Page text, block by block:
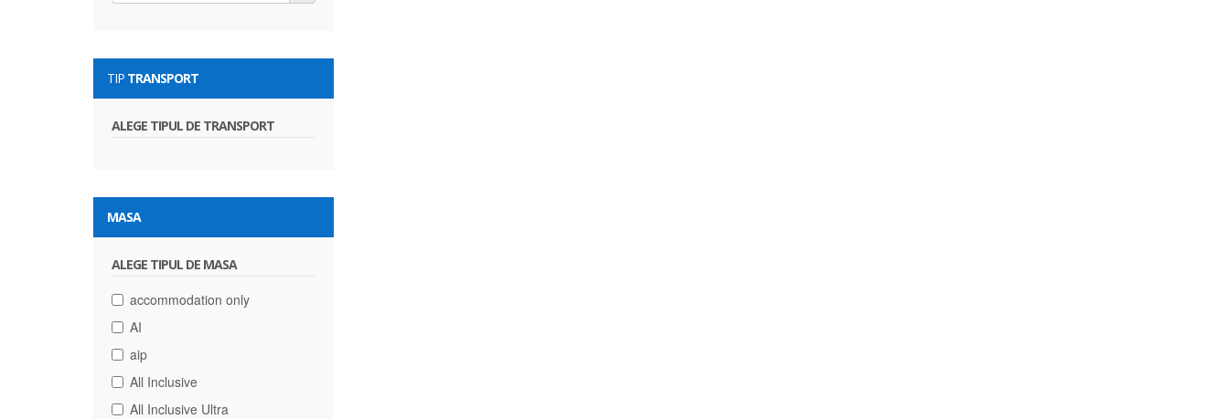
TIP TRANSPORT
ALEGE TIPUL DE TRANSPORT
MASA
ALEGE TIPUL DE MASA
accommodation only
AI
aip
All Inclusive
All Inclusive Ultra